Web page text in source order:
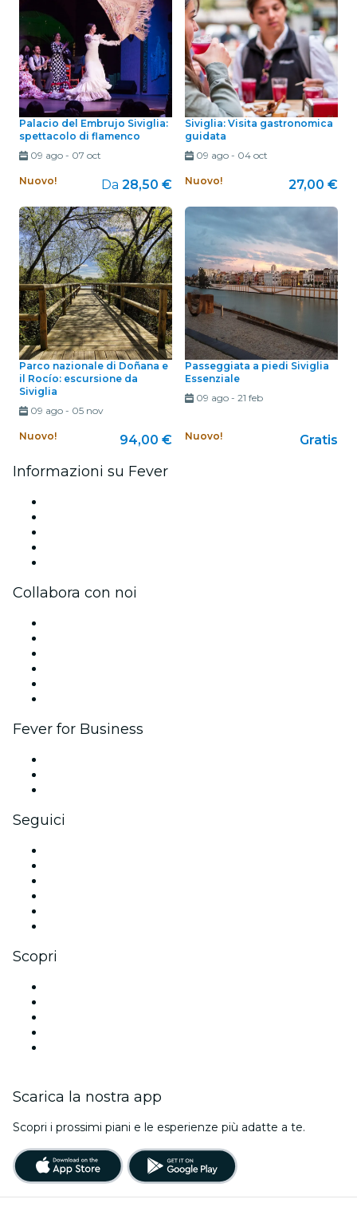
Palacio del Embrujo Siviglia:
spettacolo di flamenco
09 ago- 07 oct
Nuovo! Da 28,50 €
Siviglia: Visita gastronomica
guidata
09 ago- 04 oct
Nuovo! 27,00 €
Parco nazionale di Doñana e
il Rocío: escursione da
Siviglia
09 ago- 05 nov
Nuovo! 94,00 €
Passeggiata a piedi Siviglia
Essenziale
09 ago- 21 feb
Nuovo! Gratis
Informazioni su Fever
Collabora con noi
Fever for Business
Seguici
Scopri
Scarica la nostra app
Scopri i prossimi piani e le esperienze più adatte a te.